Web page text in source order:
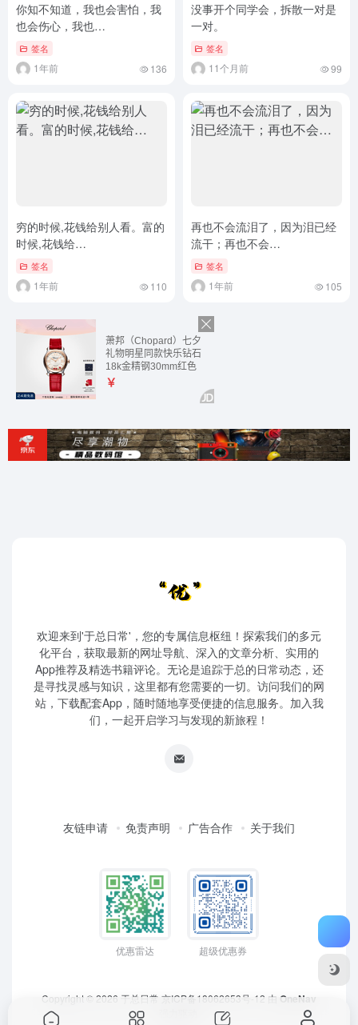
你知不知道，我也会害怕，我
也会伤心，我也…
签名
1年前 136
没事开个同学会，拆散一对是
一对。
签名
11个月前 99
穷的时候,花钱给别人看。富的
时候,花钱给…
签名
1年前 110
再也不会流泪了，因为泪已经
流干；再也不会…
签名
1年前 105
欢迎来到'于总日常'，您的专属信息枢纽！探索我们的多元
化平台，获取最新的网址导航、深入的文章分析、实用的
App推荐及精选书籍评论。无论是追踪于总的日常动态，还
是寻找灵感与知识，这里都有您需要的一切。访问我们的网
站，下载配套App，随时随地享受便捷的信息服务。加入我
们，一起开启学习与发现的新旅程！
友链申请 免责声明 广告合作 关于我们
优惠雷达 超级优惠券
Copyright © 2026 于总日常 京ICP备18062653号-12 由 OneNav